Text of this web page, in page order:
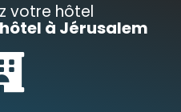
votre hôtel
à Jérusalem